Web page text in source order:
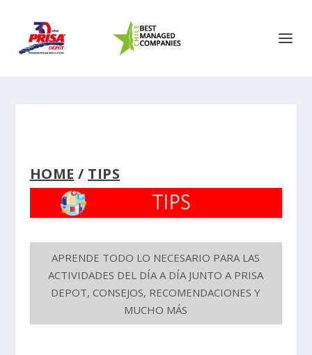
HOME / TIPS
APRENDE TODO LO NECESARIO PARA LAS
ACTIVIDADES DEL DÍA A DÍA JUNTO A PRISA
DEPOT, CONSEJOS, RECOMENDACIONES Y
MUCHO MÁS